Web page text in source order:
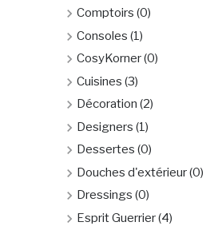
Comptoirs (0)
Consoles (1)
CosyKorner(0)
Cuisines (3)
Décoration (2)
Designers (1)
Dessertes (0)
Douches d'extérieur(0)
Dressings (0)
Esprit Guerrier(4)